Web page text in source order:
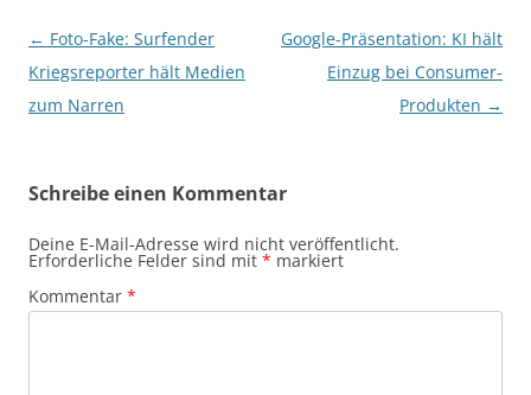
Beitragsnavigation
← Foto-Fake: Surfender
Kriegsreporter hält Medien
zum Narren
Google-Präsentation: KI hält
Einzug bei Consumer-
Produkten →
Schreibe einen Kommentar
Deine E-Mail-Adresse wird nicht veröffentlicht.
Erforderliche Felder sind mit * markiert
Kommentar *